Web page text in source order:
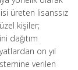
üreten lisanssız
kişiler;
dağıtım
on yıl
verilen